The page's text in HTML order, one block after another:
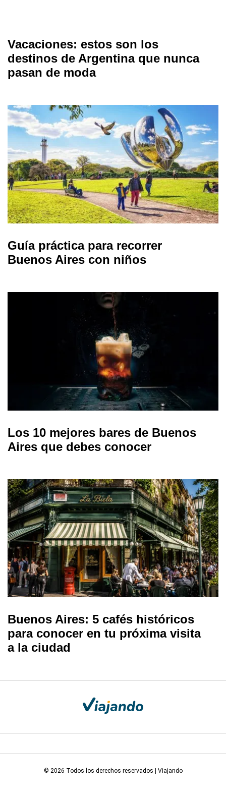
Vacaciones: estos son los
destinos de Argentina que nunca
pasan de moda
Guía práctica para recorrer
Buenos Aires con niños
Los 10 mejores bares de Buenos
Aires que debes conocer
Buenos Aires: 5 cafés históricos
para conocer en tu próxima visita
a la ciudad
© 2026 Todos los derechos reservados | Viajando